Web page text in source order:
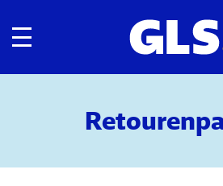
Umschalten der Navigation